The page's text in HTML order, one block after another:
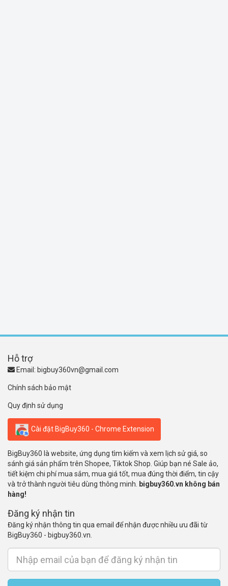
Hỗ trợ
Email: bigbuy360vn@gmail.com
Chính sách bảo mật
Quy định sử dụng
Cài đặt BigBuy360 - Chrome Extension
BigBuy360 là website, ứng dụng tìm kiếm và xem lịch sử giá, so
sánh giá sản phẩm trên Shopee, Tiktok Shop. Giúp bạn né Sale ảo,
tiết kiệm chi phí mua sắm, mua giá tốt, mua đúng thời điểm, tin cậy
và trở thành người tiêu dùng thông minh.
bigbuy360.vn không bán
hàng!
Đăng ký nhận tin
Đăng ký nhận thông tin qua email để nhận được nhiều ưu đãi từ
BigBuy360 - bigbuy360.vn.